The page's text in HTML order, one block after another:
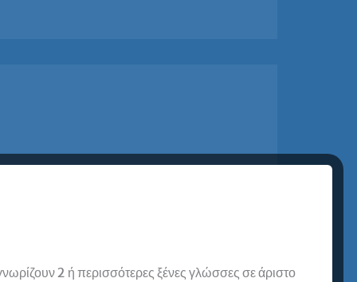
Σιαπέρα, Ιδιωτική
μαθήματα Proficiency
2 ή περισσότερες ξένες γλώσσες σε άριστο